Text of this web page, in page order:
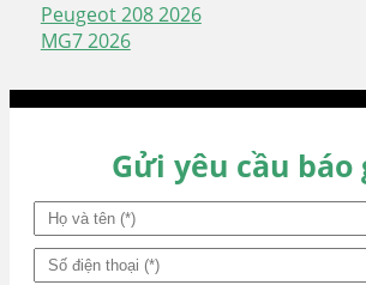
Điều
hướng
Peugeot 208 2026
MG7 2026
Gửi yêu cầu báo